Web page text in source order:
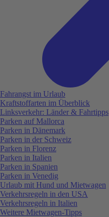
Fahrangst im Urlaub
Kraftstoffarten im Überblick
Linksverkehr: Länder & Fahrtipps
Parken auf Mallorca
Parken in Dänemark
Parken in der Schweiz
Parken in Florenz
Parken in Italien
Parken in Spanien
Parken in Venedig
Urlaub mit Hund und Mietwagen
Verkehrsregeln in den USA
Verkehrsregeln in Italien
Weitere Mietwagen-Tipps